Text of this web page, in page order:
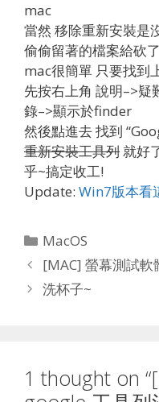
mac
當然 移除重新安裝是
偷偷留著的檔案給砍了
mac很簡單 只要找到
先按右上角 說明–>
錄–>顯示於finder
然後點進去 找到
重新安裝工具列就好
乎~搞定收工!
Update: Win7版本看
Categories
MacOS
[MAC] 螢幕測試軟
洗杯子~
1 thought on